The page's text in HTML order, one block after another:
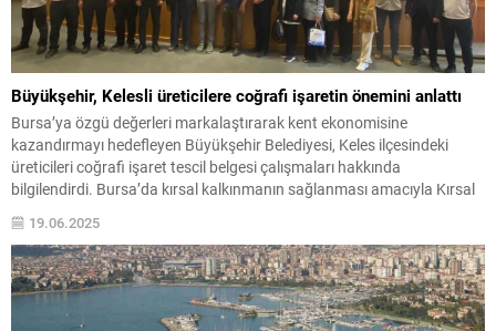
Büyükşehir, Kelesli üreticilere coğrafi işaretin önemini anlattı
Bursa’ya özgü değerleri markalaştırarak kent ekonomisine
kazandırmayı hedefleyen Büyükşehir Belediyesi, Keles ilçesindeki
üreticileri coğrafi işaret tescil belgesi çalışmaları hakkında
bilgilendirdi. Bursa’da kırsal kalkınmanın sağlanması amacıyla Kırsal
Hizmetler Daire Başkanlığı, HAGEL ve Tarım Peyzaj AŞ aracılığıyla
fide-fidan temininden ekipman desteğine, damla sulama boru
dağıtımından sıvı gübre teminine, garantili alım desteğinden satış...
19.06.2025